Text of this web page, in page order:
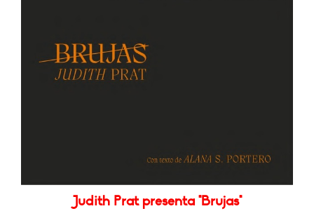
Judith Prat presenta "Brujas"